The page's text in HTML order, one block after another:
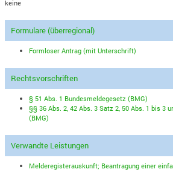
keine
Formulare (überregional)
Formloser Antrag (mit Unterschrift)
Rechtsvorschriften
§ 51 Abs. 1 Bundesmeldegesetz (BMG)
§§ 36 Abs. 2, 42 Abs. 3 Satz 2, 50 Abs. 1 bis 3
(BMG)
Verwandte Leistungen
Melderegisterauskunft; Beantragung einer